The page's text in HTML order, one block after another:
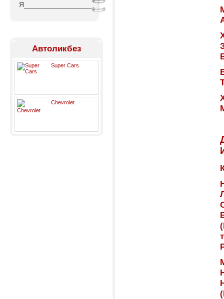
Я_________________
Автоликбез
Super Cars
Chevrolet